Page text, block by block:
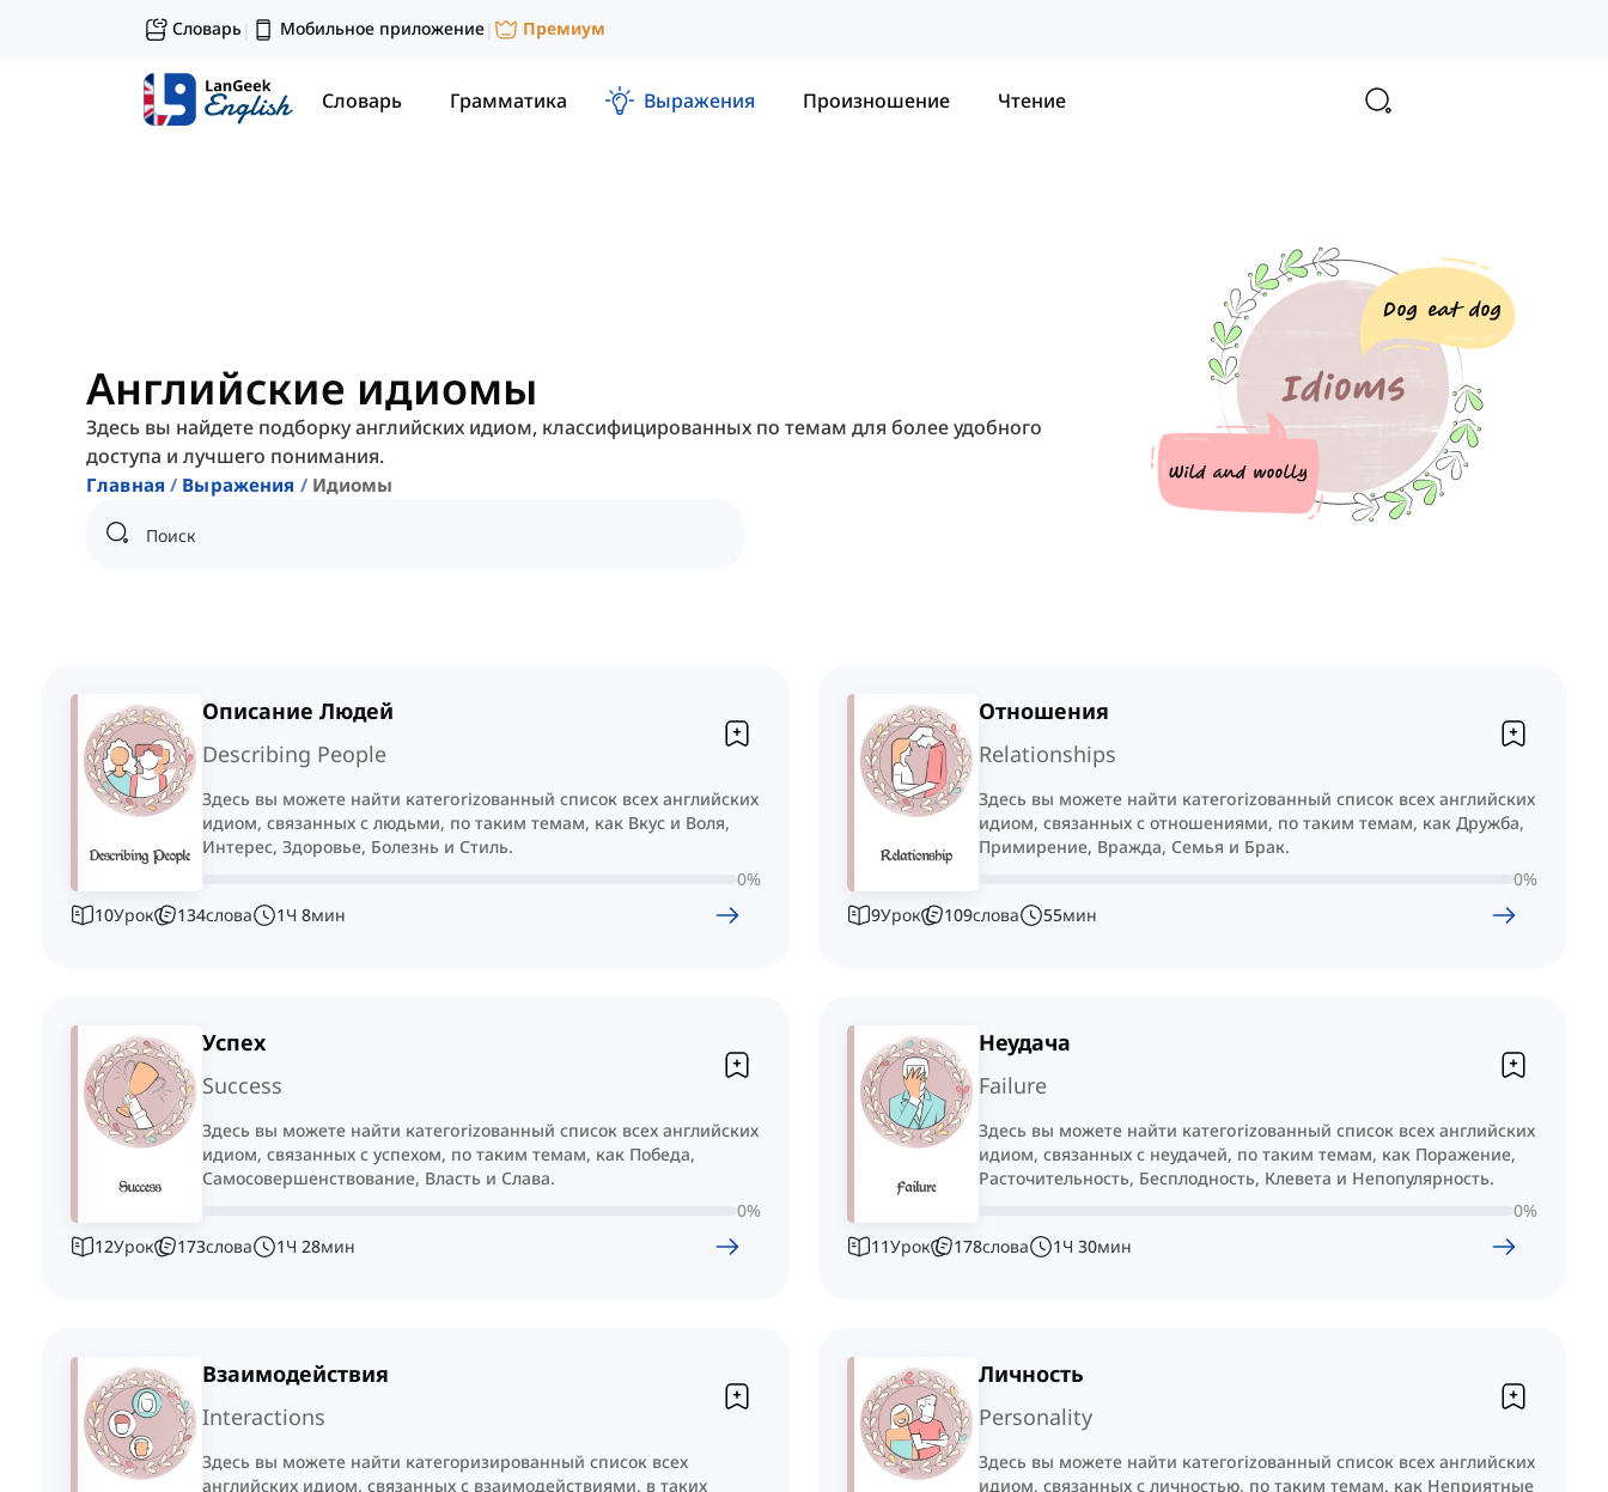
Словарь| Мобильное приложение| Премиум
Словарь Грамматика Выражения Произношение Чтение
Английские идиомы
Здесь вы найдете подборку английских идиом, классифицированных по темам для более удобного
доступа и лучшего понимания.
Главная Выражения Идиомы
Описание Людей
Describing People
Здесь вы можете найти категorizованный список всех английских
идиом, связанных с людьми, по таким темам, как Вкус и Воля,
Интерес, Здоровье, Болезнь и Стиль.
0%
10Урок 134слова 1Ч 8мин
Отношения
Relationships
Здесь вы можете найти категorizованный список всех английских
идиом, связанных с отношениями, по таким темам, как Дружба,
Примирение, Вражда, Семья и Брак.
0%
9Урок 109слова 55мин
Успех
Success
Здесь вы можете найти категorizованный список всех английских
идиом, связанных с успехом, по таким темам, как Победа,
Самосовершенствование, Власть и Слава.
0%
12Урок 173слова 1Ч 28мин
Неудача
Failure
Здесь вы можете найти категorizованный список всех английских
идиом, связанных с неудачей, по таким темам, как Поражение,
Расточительность, Бесплодность, Клевета и Непопулярность.
0%
11Урок 178слова 1Ч 30мин
Взаимодействия
Interactions
Здесь вы можете найти категоризированный список всех
английских идиом, связанных с взаимодействиями, в таких
Личность
Personality
Здесь вы можете найти категorizованный список всех английских
идиом, связанных с личностью, по таким темам, как Неприятные